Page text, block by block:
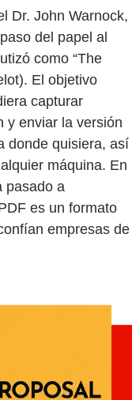
Dr. John Warnock,
del papel al
como “The
El objetivo
capturar
y enviar la versión
donde quisiera, así
máquina. En
pasado a
es un formato
empresas de